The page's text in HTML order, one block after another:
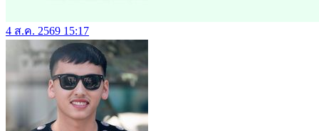
4 ส.ค. 2569 15:17